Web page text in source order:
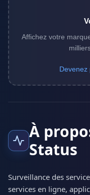
Affichez votre
À
Status
Surveillance des
services en ligne,